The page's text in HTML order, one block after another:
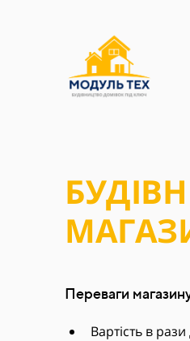
Переваги
Вартість в